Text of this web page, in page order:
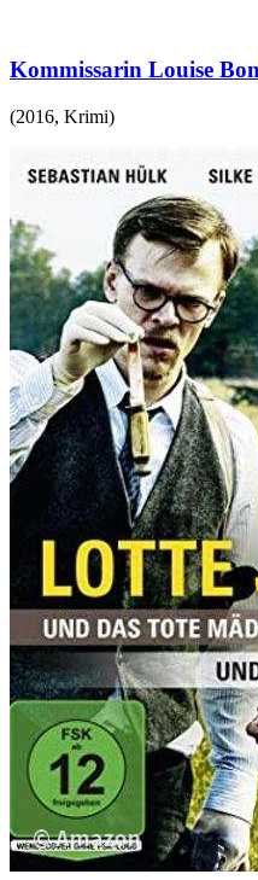
Kommissarin Louise
(2016, Krimi)